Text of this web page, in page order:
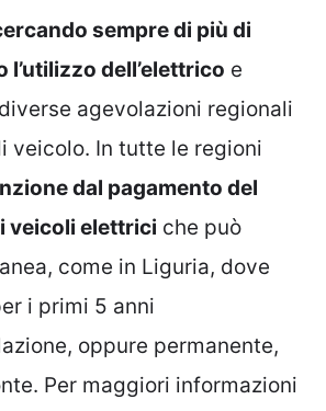
sempre di più di
l’utilizzo dell’elettrico e
agevolazioni regionali
veicolo. In tutte le regioni
dal pagamento del
veicoli elettrici che può
come in Liguria, dove
i primi 5 anni
oppure permanente,
Per maggiori informazioni